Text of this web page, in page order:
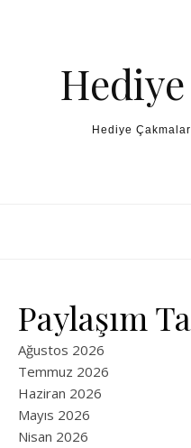
Hediye
Paylaşım
Ağustos 2026
Temmuz 2026
Haziran 2026
Mayıs 2026
Nisan 2026